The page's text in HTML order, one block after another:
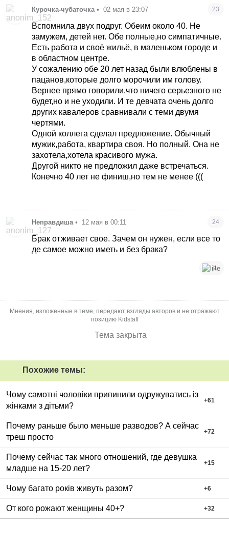
Курочка-чубаточка • 02 мая в 23:07 23
Вспомнила двух подруг. Обеим около 40. Не
замужем, детей нет. Обе полные,но симпатичные.
Есть работа и своё жильё, в маленьком городе и
в областном центре.
У сожалению обе 20 лет назад были влюблены в
пацанов,которые долго морочили им голову.
Вернее прямо говорили,что ничего серьезного не
будет,но и не уходили. И те девчата очень долго
других кавалеров сравнивали с теми двумя
чертями.
Одной коллега сделал предложение. Обычный
мужик,работа, квартира своя. Но полный. Она не
захотела,хотела красивого мужа.
Другой никто не предложил даже встречаться.
Конечно 40 лет не финиш,но тем не менее (((
Неправдиша • 12 мая в 00:11 24
Брак отживает свое. Зачем он нужен, если все то
де самое можно иметь и без брака?
1
Мнения, изложенные в теме, передают взгляды авторов и не отражают
позицию Kidstaff
Тема закрыта
Похожие темы:
Чому самотні чоловіки припинили одружуватись із
жінками з дітьми?
+61
Почему раньше было меньше разводов? А сейчас
треш просто
+72
Почему сейчас так много отношений, где девушка
младше на 15-20 лет?
+15
Чому багато років живуть разом? +6
От кого рожают женщины 40+? +32